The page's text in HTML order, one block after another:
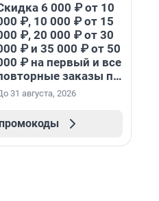
6 000 ₽ от 10
₽, 10 000 ₽ от 15
₽, 20 000 ₽ от 30
₽ и 35 000 ₽ от 50
₽ на первый и все
заказы по
НАБЕРИ
31 августа, 2026